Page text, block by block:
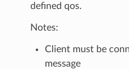
defined qos.
Notes:
Client must be
message